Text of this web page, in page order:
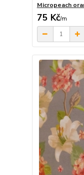
Micropeach
75 Kč/m